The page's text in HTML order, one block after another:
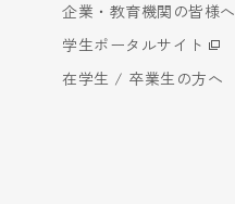
企業・教育機関の皆様へ
学生ポータルサイト
在学生 / 卒業生の方へ